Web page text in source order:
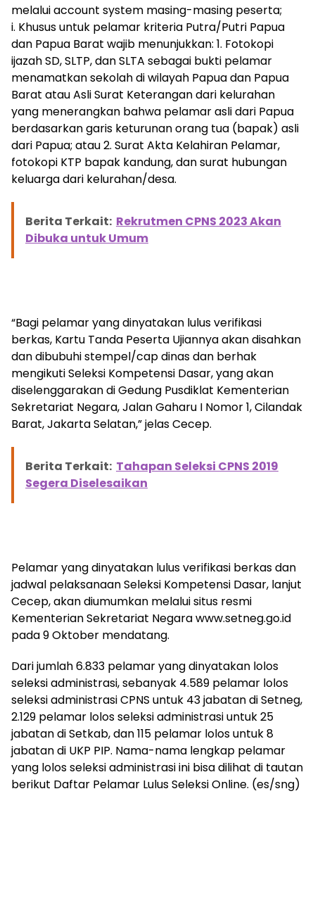
melalui account system masing-masing peserta;
i. Khusus untuk pelamar kriteria Putra/Putri Papua
dan Papua Barat wajib menunjukkan: 1. Fotokopi
ijazah SD, SLTP, dan SLTA sebagai bukti pelamar
menamatkan sekolah di wilayah Papua dan Papua
Barat atau Asli Surat Keterangan dari kelurahan
yang menerangkan bahwa pelamar asli dari Papua
berdasarkan garis keturunan orang tua (bapak) asli
dari Papua; atau 2. Surat Akta Kelahiran Pelamar,
fotokopi KTP bapak kandung, dan surat hubungan
keluarga dari kelurahan/desa.
Berita Terkait: Rekrutmen CPNS 2023 Akan
Dibuka untuk Umum
“Bagi pelamar yang dinyatakan lulus verifikasi
berkas, Kartu Tanda Peserta Ujiannya akan disahkan
dan dibubuhi stempel/cap dinas dan berhak
mengikuti Seleksi Kompetensi Dasar, yang akan
diselenggarakan di Gedung Pusdiklat Kementerian
Sekretariat Negara, Jalan Gaharu I Nomor 1, Cilandak
Barat, Jakarta Selatan,” jelas Cecep.
Berita Terkait: Tahapan Seleksi CPNS 2019
Segera Diselesaikan
Pelamar yang dinyatakan lulus verifikasi berkas dan
jadwal pelaksanaan Seleksi Kompetensi Dasar, lanjut
Cecep, akan diumumkan melalui situs resmi
Kementerian Sekretariat Negara www.setneg.go.id
pada 9 Oktober mendatang.
Dari jumlah 6.833 pelamar yang dinyatakan lolos
seleksi administrasi, sebanyak 4.589 pelamar lolos
seleksi administrasi CPNS untuk 43 jabatan di Setneg,
2.129 pelamar lolos seleksi administrasi untuk 25
jabatan di Setkab, dan 115 pelamar lolos untuk 8
jabatan di UKP PIP. Nama-nama lengkap pelamar
yang lolos seleksi administrasi ini bisa dilihat di tautan
berikut Daftar Pelamar Lulus Seleksi Online. (es/sng)